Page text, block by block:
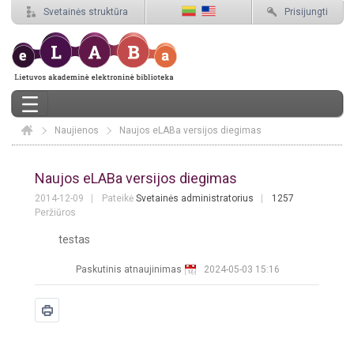
Svetainės struktūra Prisijungti
Elaba
Naujienos Naujos eLABa versijos diegimas
Naujos eLABa versijos diegimas
2014-12-09 Pateikė Svetainės administratorius
1257
Peržiūros
testas
Paskutinis atnaujinimas 2024-05-03 15:16